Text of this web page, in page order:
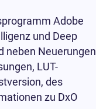
Adobe
und Deep
neben Neuerungen
LUT-
des
zu DxO